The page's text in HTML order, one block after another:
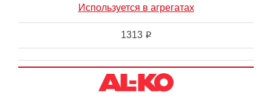
Используется в агрегатах
1313 i